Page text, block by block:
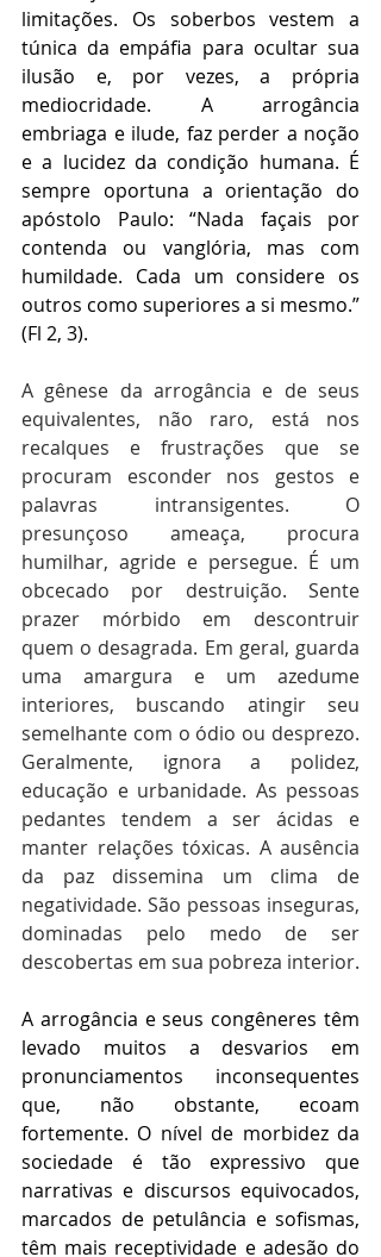
limitações. Os soberbos vestem a
túnica da empáfia para ocultar sua
ilusão e, por vezes, a própria
mediocridade. A arrogância
embriaga e ilude, faz perder a noção
e a lucidez da condição humana. É
sempre oportuna a orientação do
apóstolo Paulo: “Nada façais por
contenda ou vanglória, mas com
humildade. Cada um considere os
outros como superiores a si mesmo.”
(Fl 2, 3).
A gênese da arrogância e de seus
equivalentes, não raro, está nos
recalques e frustrações que se
procuram esconder nos gestos e
palavras intransigentes. O
presunçoso ameaça, procura
humilhar, agride e persegue. É um
obcecado por destruição. Sente
prazer mórbido em descontruir
quem o desagrada. Em geral, guarda
uma amargura e um azedume
interiores, buscando atingir seu
semelhante com o ódio ou desprezo.
Geralmente, ignora a polidez,
educação e urbanidade. As pessoas
pedantes tendem a ser ácidas e
manter relações tóxicas. A ausência
da paz dissemina um clima de
negatividade. São pessoas inseguras,
dominadas pelo medo de ser
descobertas em sua pobreza interior.
A arrogância e seus congêneres têm
levado muitos a desvarios em
pronunciamentos inconsequentes
que, não obstante, ecoam
fortemente. O nível de morbidez da
sociedade é tão expressivo que
narrativas e discursos equivocados,
marcados de petulância e sofismas,
têm mais receptividade e adesão do